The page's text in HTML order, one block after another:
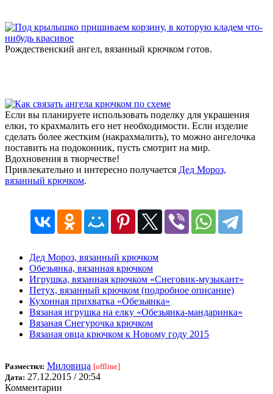
Рождественский ангел, вязанный крючком готов.
Если вы планируете использовать поделку для украшения
елки, то крахмалить его нет необходимости. Если изделие
сделать более жестким (накрахмалить), то можно ангелочка
поставить на подоконник, пусть смотрит на мир.
Вдохновения в творчестве!
Привлекательно и интересно получается Дед Мороз,
вязанный крючком.
Дед Мороз, вязанный крючком
Обезьянка, вязанная крючком
Игрушка, вязанная крючком «Снеговик-музыкант»
Петух, вязанный крючком (подробное описание)
Кухонная прихватка «Обезьянка»
Вязаная игрушка на елку «Обезьянка-мандаринка»
Вязаная Снегурочка крючком
Вязаная овца крючком к Новому году 2015
Разместил: Миловица [offline]
Дата: 27.12.2015 / 20:54
Комментарии